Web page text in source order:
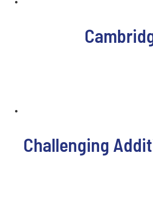
Challenging